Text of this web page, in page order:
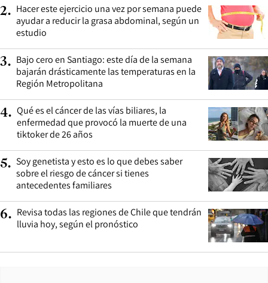
2. Hacer este ejercicio una vez por semana puede
ayudar a reducir la grasa abdominal, según un
estudio
3. Bajo cero en Santiago: este día de la semana
bajarán drásticamente las temperaturas en la
Región Metropolitana
4. Qué es el cáncer de las vías biliares, la
enfermedad que provocó la muerte de una
tiktoker de 26 años
5. Soy genetista y esto es lo que debes saber
sobre el riesgo de cáncer si tienes
antecedentes familiares
6. Revisa todas las regiones de Chile que tendrán
lluvia hoy, según el pronóstico